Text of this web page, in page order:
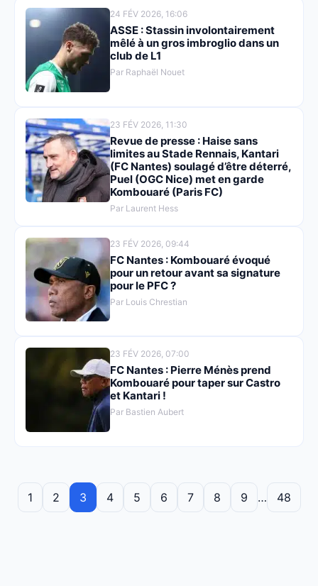
24 FÉV 2026, 16:06
ASSE : Stassin involontairement
mêlé à un gros imbroglio dans un
club de L1
Par Raphaël Nouet
23 FÉV 2026, 11:30
Revue de presse : Haise sans
limites au Stade Rennais, Kantari
(FC Nantes) soulagé d’être déterré,
Puel (OGC Nice) met en garde
Kombouaré (Paris FC)
Par Laurent Hess
23 FÉV 2026, 09:44
FC Nantes : Kombouaré évoqué
pour un retour avant sa signature
pour le PFC ?
Par Louis Chrestian
23 FÉV 2026, 07:00
FC Nantes : Pierre Ménès prend
Kombouaré pour taper sur Castro
et Kantari !
Par Bastien Aubert
1 2 3 4 5 6 7 8 9 … 48